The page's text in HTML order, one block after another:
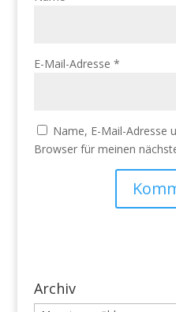
E-Mail-Adresse *
Name, E-Mail-Adresse
Browser für meinen
Archiv